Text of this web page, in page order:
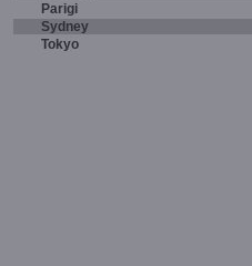
Parigi
Sydney
Tokyo